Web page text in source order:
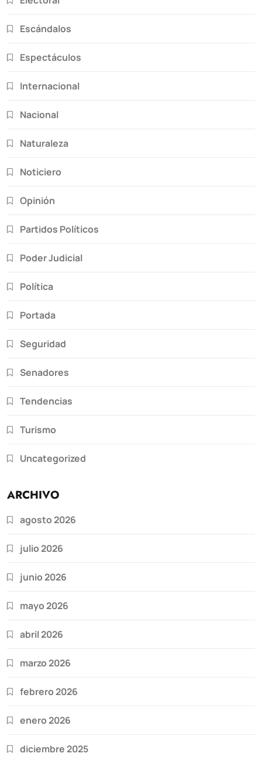
Escándalos
Espectáculos
Internacional
Nacional
Naturaleza
Noticiero
Opinión
Partidos Políticos
Poder Judicial
Política
Portada
Seguridad
Senadores
Tendencias
Turismo
Uncategorized
ARCHIVO
agosto 2026
julio 2026
junio 2026
mayo 2026
abril 2026
marzo 2026
febrero 2026
enero 2026
diciembre 2025